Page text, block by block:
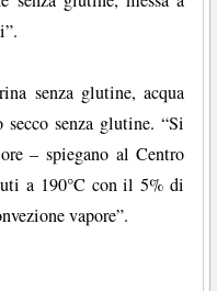
senza glutine, acqua
senza glutine. “Si
– spiegano al Centro
a 190°C con il 5% di
vapore”.